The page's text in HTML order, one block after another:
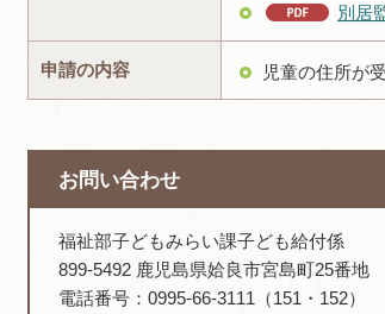
別居
申請の内容 児童の住所が
お問い合わせ
福祉部子どもみらい課子ども給付係
899-5492 鹿児島県姶良市宮島町25番地
電話番号：0995-66-3111（151・152）